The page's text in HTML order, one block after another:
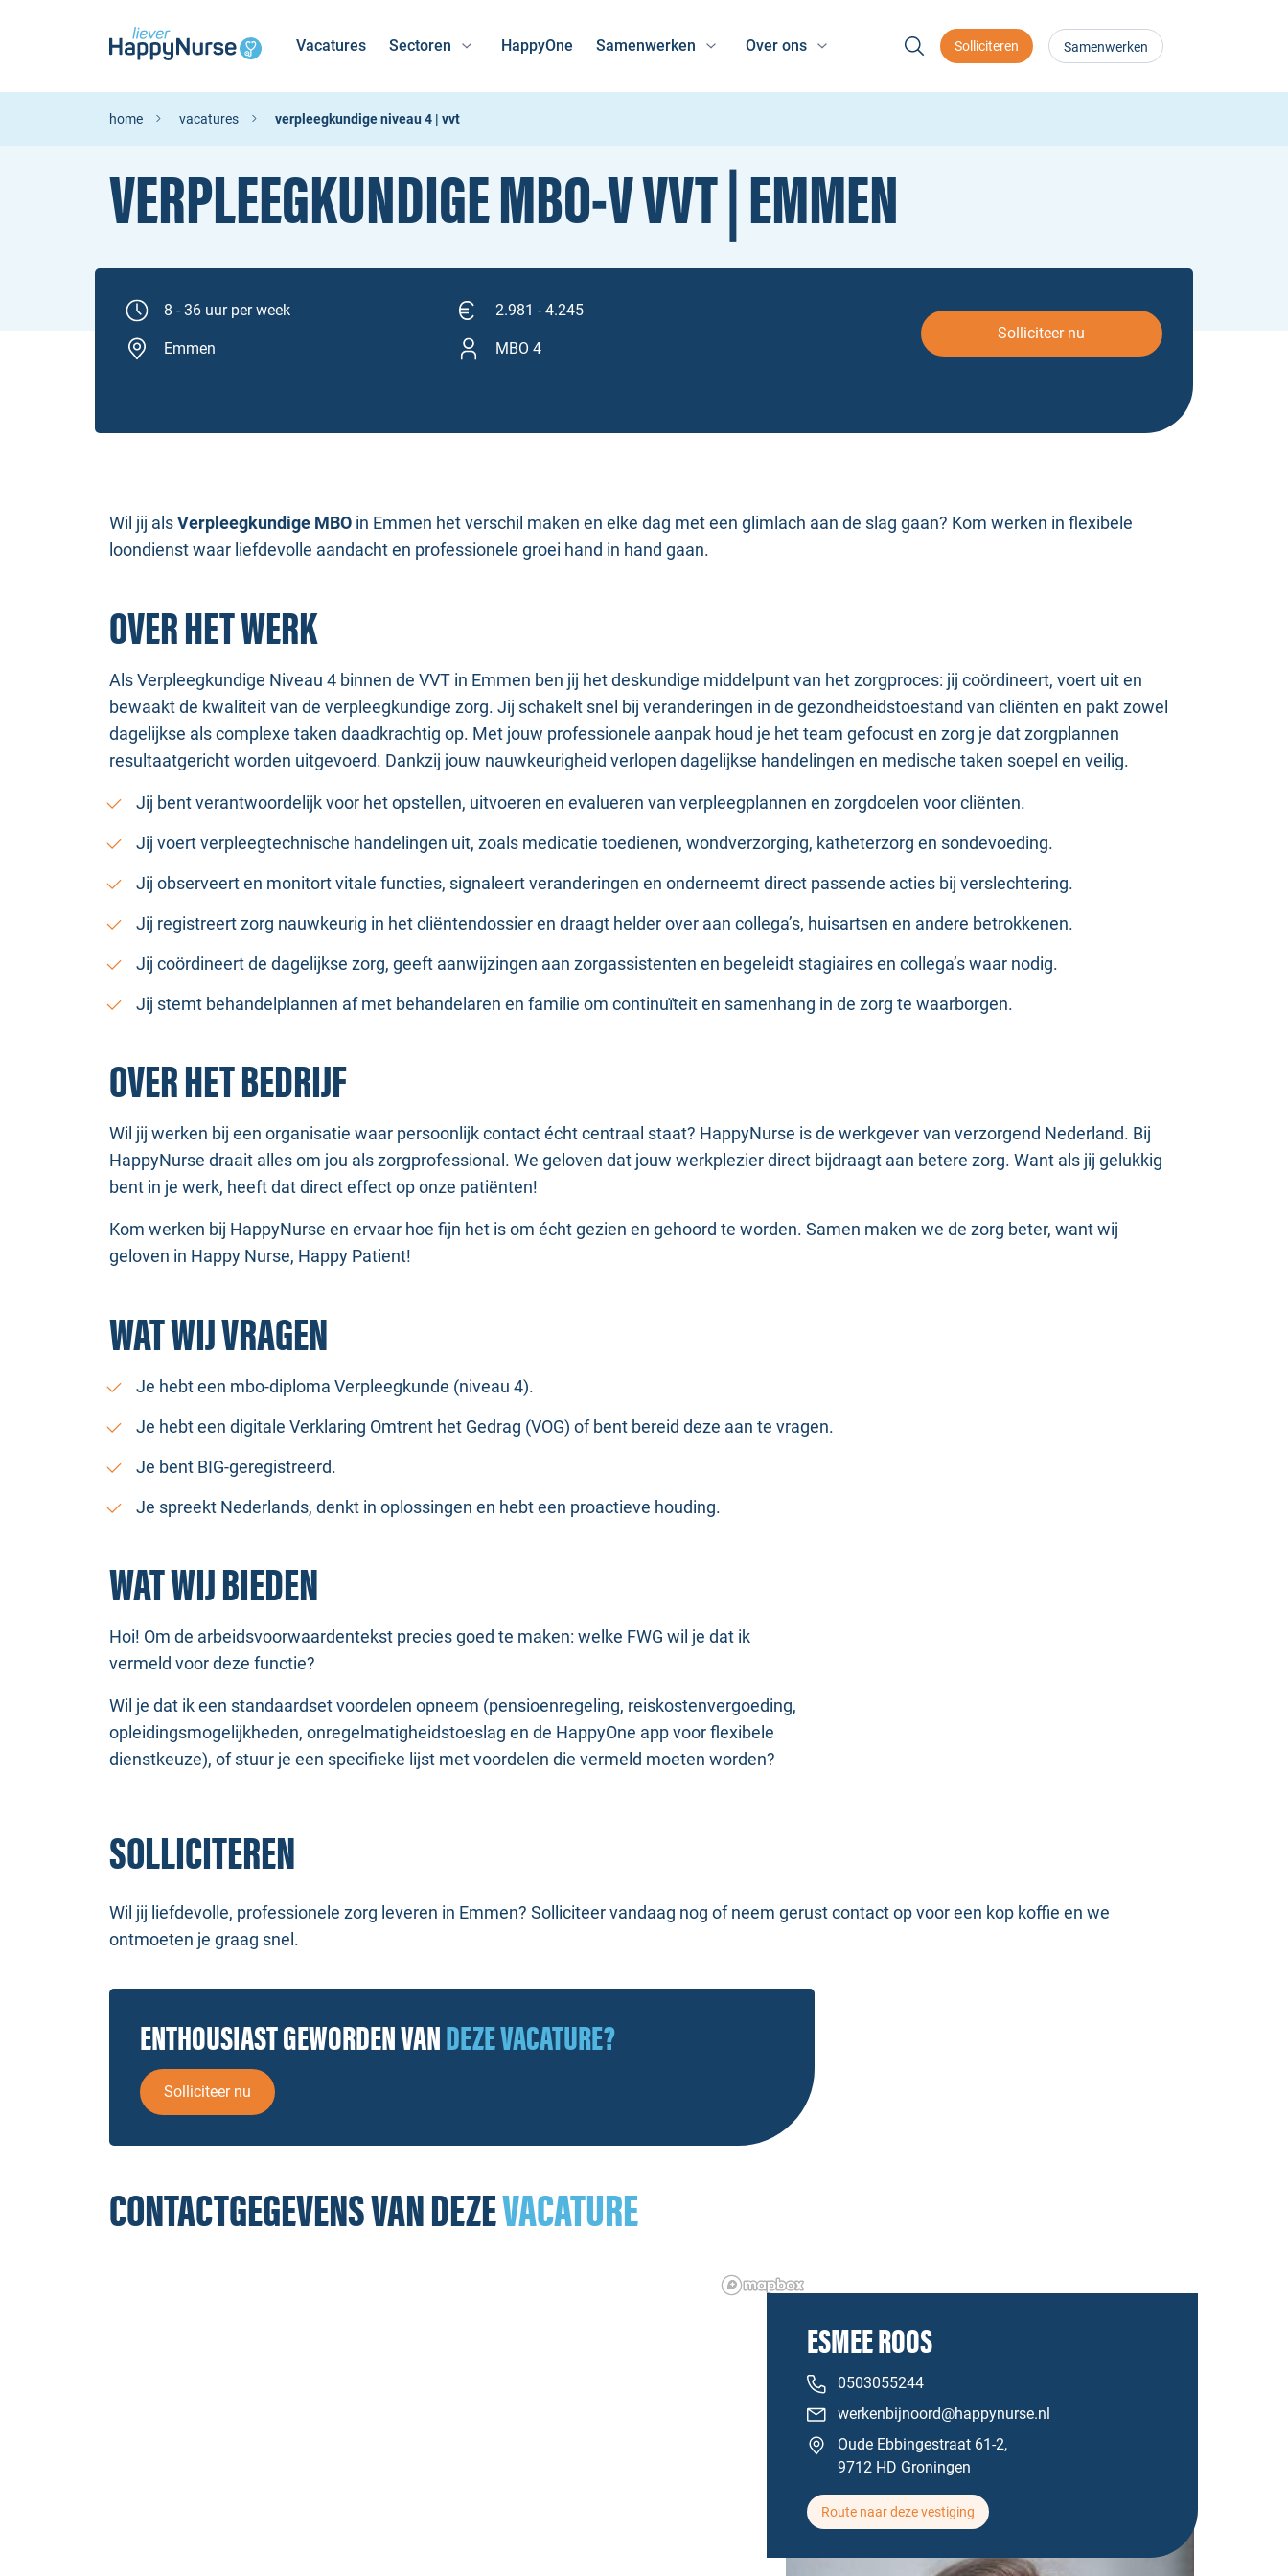
Vacatures Sectoren HappyOne Samenwerken Over ons Solliciteren Samenwerken
home vacatures verpleegkundige niveau 4 | vvt
VERPLEEGKUNDIGE MBO‑V VVT | EMMEN
8 - 36 uur per week 2.981 - 4.245
Emmen MBO 4
Solliciteer nu
Wil jij alsVerpleegkundige MBO in Emmen het verschil maken en elke dag met een glimlach aan de slag gaan? Kom werken in flexibele
loondienst waar liefdevolle aandacht en professionele groei hand in hand gaan.
OVER HET WERK
Als Verpleegkundige Niveau 4 binnen de VVT in Emmen ben jij het deskundige middelpunt van het zorgproces: jij coördineert, voert uit en
bewaakt de kwaliteit van de verpleegkundige zorg. Jij schakelt snel bij veranderingen in de gezondheidstoestand van cliënten en pakt zowel
dagelijkse als complexe taken daadkrachtig op. Met jouw professionele aanpak houd je het team gefocust en zorg je dat zorgplannen
resultaatgericht worden uitgevoerd. Dankzij jouw nauwkeurigheid verlopen dagelijkse handelingen en medische taken soepel en veilig.
Jij bent verantwoordelijk voor het opstellen, uitvoeren en evalueren van verpleegplannen en zorgdoelen voor cliënten.
Jij voert verpleegtechnische handelingen uit, zoals medicatie toedienen, wondverzorging, katheterzorg en sondevoeding.
Jij observeert en monitort vitale functies, signaleert veranderingen en onderneemt direct passende acties bij verslechtering.
Jij registreert zorg nauwkeurig in het cliëntendossier en draagt helder over aan collega’s, huisartsen en andere betrokkenen.
Jij coördineert de dagelijkse zorg, geeft aanwijzingen aan zorgassistenten en begeleidt stagiaires en collega’s waar nodig.
Jij stemt behandelplannen af met behandelaren en familie om continuïteit en samenhang in de zorg te waarborgen.
OVER HET BEDRIJF
Wil jij werken bij een organisatie waar persoonlijk contact écht centraal staat? HappyNurse is de werkgever van verzorgend Nederland. Bij
HappyNurse draait alles om jou als zorgprofessional. We geloven dat jouw werkplezier direct bijdraagt aan betere zorg. Want als jij gelukkig
bent in je werk, heeft dat direct effect op onze patiënten!
Kom werken bij HappyNurse en ervaar hoe fijn het is om écht gezien en gehoord te worden. Samen maken we de zorg beter, want wij
geloven in Happy Nurse, Happy Patient!
WAT WIJ VRAGEN
Je hebt een mbo-diploma Verpleegkunde (niveau 4).
Je hebt een digitale Verklaring Omtrent het Gedrag (VOG) of bent bereid deze aan te vragen.
Je bent BIG-geregistreerd.
Je spreekt Nederlands, denkt in oplossingen en hebt een proactieve houding.
WAT WIJ BIEDEN
Hoi! Om de arbeidsvoorwaardentekst precies goed te maken: welke FWG wil je dat ik
vermeld voor deze functie?
Wil je dat ik een standaardset voordelen opneem (pensioenregeling, reiskostenvergoeding,
opleidingsmogelijkheden, onregelmatigheidstoeslag en de HappyOne app voor flexibele
dienstkeuze), of stuur je een specifieke lijst met voordelen die vermeld moeten worden?
SOLLICITEREN
Wil jij liefdevolle, professionele zorg leveren in Emmen? Solliciteer vandaag nog of neem gerust contact op voor een kop koffie en we
ontmoeten je graag snel.
ENTHOUSIAST GEWORDEN VANDEZE VACATURE?
Solliciteer nu
CONTACTGEGEVENS VAN DEZEVACATURE
ESMEE ROOS
0503055244
werkenbijnoord@happynurse.nl
Oude Ebbingestraat 61-2,
9712 HD Groningen
Route naar deze vestiging